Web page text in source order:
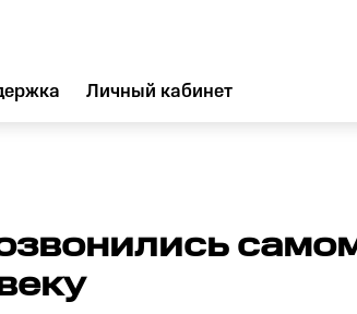
Личный кабинет